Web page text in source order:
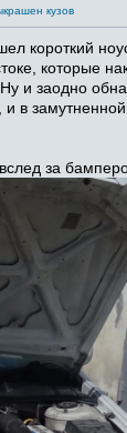
кузов
короткий
которые
и заодно
в
за